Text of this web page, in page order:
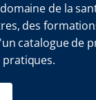
de la
des
catalogue de
pratiques.